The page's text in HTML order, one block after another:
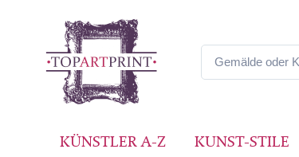
KÜNSTLER A-Z KUNST-STILE